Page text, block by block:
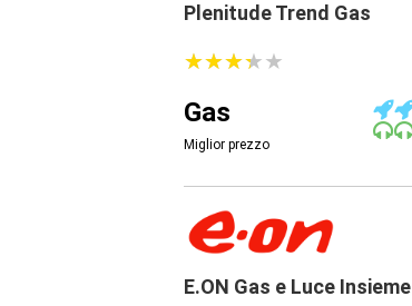
Plenitude Trend Gas
★★★★★
★★★★★
Gas
Miglior prezzo
E.ON Gas e Luce Insieme